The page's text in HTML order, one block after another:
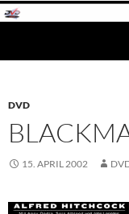
Zum
DVD
15. APRIL 2002